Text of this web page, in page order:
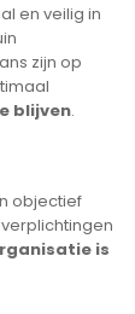
en veilig in
zijn op
blijven.
objectief
is